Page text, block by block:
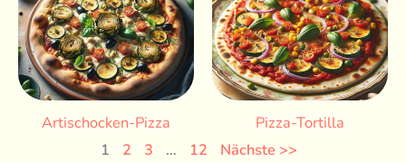
Artischocken-Pizza
Pizza-Tortilla
1
2 3 … 12 Nächste >>